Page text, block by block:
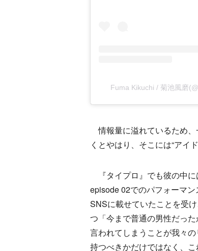
Fuma Kikuchi / 菊池風磨
情報量に溢れているため
くとやはり、そこには“アイド
『タイプロ』でも彼の中
episode 02でのパフォーマ
SNSに載せていたことを受
つ「今まで普通の男性だっ
言われてしまうことが我々
持つべきかだけではなく、